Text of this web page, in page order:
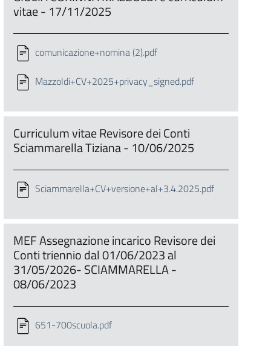
vitae - 17/11/2025
comunicazione+nomina (2).pdf
Mazzoldi+CV+2025+privacy_signed.pdf
Curriculum vitae Revisore dei Conti
Sciammarella Tiziana - 10/06/2025
Sciammarella+CV+versione+al+3.4.2025.pdf
MEF Assegnazione incarico Revisore dei
Conti triennio dal 01/06/2023 al
31/05/2026- SCIAMMARELLA -
08/06/2023
651-700scuola.pdf